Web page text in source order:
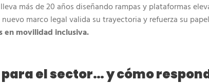
más de 20 años diseñando rampas y plataformas
marco legal valida su trayectoria y refuerza su
en movilidad inclusiva.
el sector… y cómo